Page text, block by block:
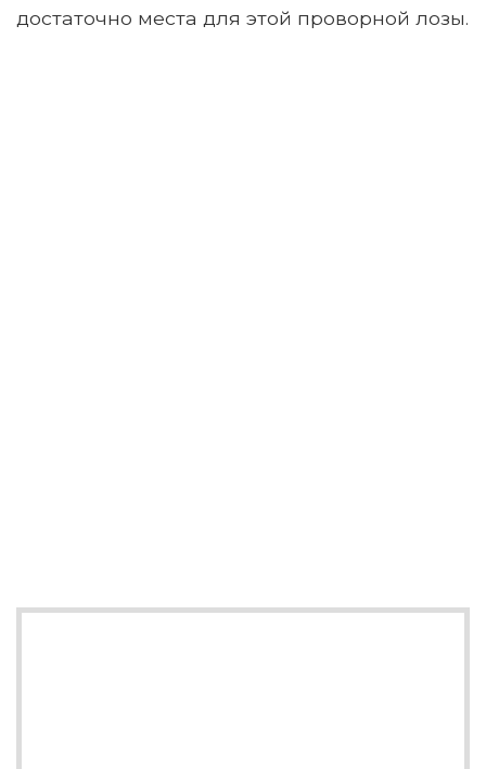
достаточно места для этой проворной лозы.